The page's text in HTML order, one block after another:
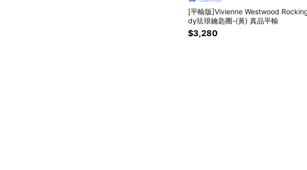
[平輸版]Vivienne Westwood
dy珐琅鑰匙圈-(黃) 真品平輸
$3,280